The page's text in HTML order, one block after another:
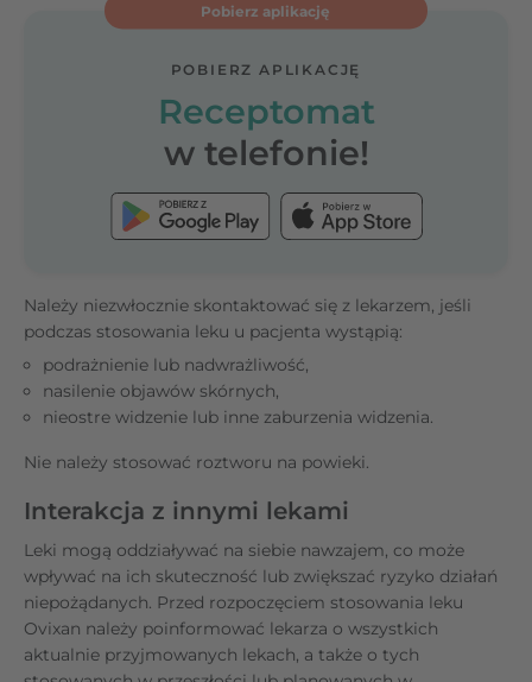
Pobierz aplikację
POBIERZ APLIKACJĘ
Receptomat
w telefonie!
Należy niezwłocznie skontaktować się z lekarzem, jeśli
podczas stosowania leku u pacjenta wystąpią:
podrażnienie lub nadwrażliwość,
nasilenie objawów skórnych,
nieostre widzenie lub inne zaburzenia widzenia.
Nie należy stosować roztworu na powieki.
Interakcja z innymi lekami
Leki mogą oddziaływać na siebie nawzajem, co może
wpływać na ich skuteczność lub zwiększać ryzyko działań
niepożądanych. Przed rozpoczęciem stosowania leku
Ovixan należy poinformować lekarza o wszystkich
aktualnie przyjmowanych lekach, a także o tych